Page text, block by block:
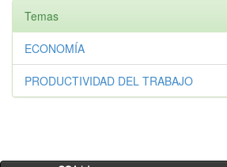
Temas
ECONOMÍA
PRODUCTIVIDAD DEL TRABAJO